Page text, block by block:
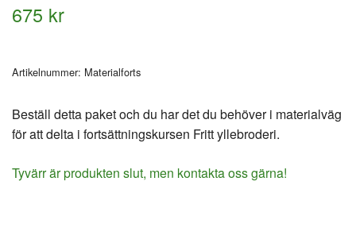
675 kr
Artikelnummer: Materialforts
Beställ detta paket och du har det du behöver i materialväg
för att delta i fortsättningskursen Fritt yllebroderi.
Tyvärr är produkten slut, men kontakta oss gärna!